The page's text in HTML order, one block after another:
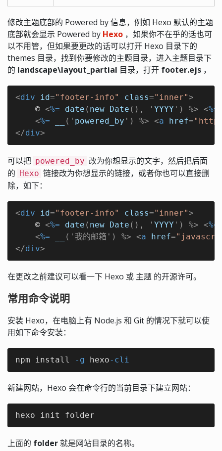
修改主题底部的 Powered by 信息，例如 Hexo 默认的主题
底部就会显示 Powered by Hexo ，如果你不在乎的话也可
以不用管，但如果要更改的话可以打开 Hexo 目录下的
themes 目录，找到你要修改的主题目录，进入主题目录下
的 landscape\layout_partial 目录，打开 footer.ejs ，
<div id="footer-info" class="inner">
    ©
<%= date ( new Date (), ' YYYY ') %> <%=
<%= (' powered_by ') %> <a href=
</div>
可以把 powered_by 改为你想显示的文字，然后把后面
的 Hexo 链接改为你想显示的链接，或者你也可以直接删
除，如下：
<div id="footer-info" class="inner">
    ©
<%= date ( new Date (), ' YYYY ') %> <%=
<%= ('我的邮箱') %> <a href=
</div>
在更改之前建议可以看一下 Hexo 或 主题 的开源许可。
常用命令说明
安装 Hexo，在电脑上有 Node.js 和 Git 的情况下就可以使
用如下命令安装：
npm install -g hexo-cli
新建网站，Hexo 会在命令行的当前目录下建立网站：
hexo init folder
上面的 folder就是网站目录的名称。